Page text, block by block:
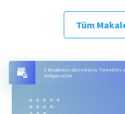
X hesabınızı düzenleyin. Tweetleri
kolayca silin!
Tüm